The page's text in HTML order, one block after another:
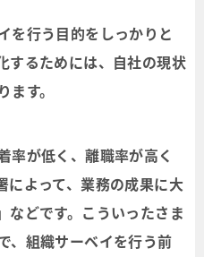
を行う目的をしっかりと
するためには、自社の現状
す。
率が低く、離職率が高く
によって、業務の成果に大
などです。こういったさま
、組織サーベイを行う前